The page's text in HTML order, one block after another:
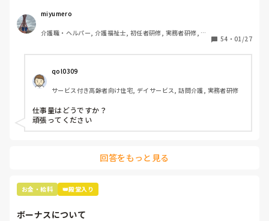
基本給 18万
資格手当 3万
住宅手当 1万(持ち家の方も)
交通費です。
ボーナスは去年9月にスタートしたばかりの職場だから、次
の夏のボーナスまでわかりません。
夏冬とでるそうです。
16年介護の仕事してきて、やっと20万超えたー！って喜ん
物価高だから、もうちょっと給料あげて欲しい気持ちはあり
ちなみに施設形態は看護小規模多機能型居宅介護です！
miyumero
介護職・ヘルパー, 介護福祉士, 初任者研修, 実務者研修, 小
54 ・ 01/27
qol0309
サービス付き高齢者向け住宅, デイサービス, 訪問介護, 実務者研修
仕事量はどうですか？
頑張ってください
回答をもっと見る
お金・給料 👑殿堂入り
ボーナスについて